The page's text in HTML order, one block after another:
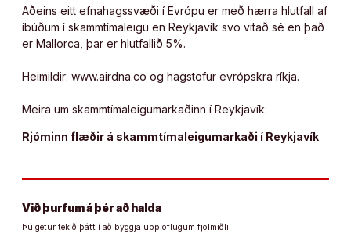
Aðeins eitt efnahagssvæði í Evrópu er með hærra hlutfall af
íbúðum í skammtímaleigu en Reykjavík svo vitað sé en það
er Mallorca, þar er hlutfallið 5%.
Heimildir: www.airdna.co og hagstofur evrópskra ríkja.
Meira um skammtímaleigumarkaðinn í Reykjavík:
Rjóminn flæðir á skammtímaleigumarkaði í Reykjavík
Við þurfum á þér að halda
Þú getur tekið þátt í að byggja upp öflugum fjölmiðli.